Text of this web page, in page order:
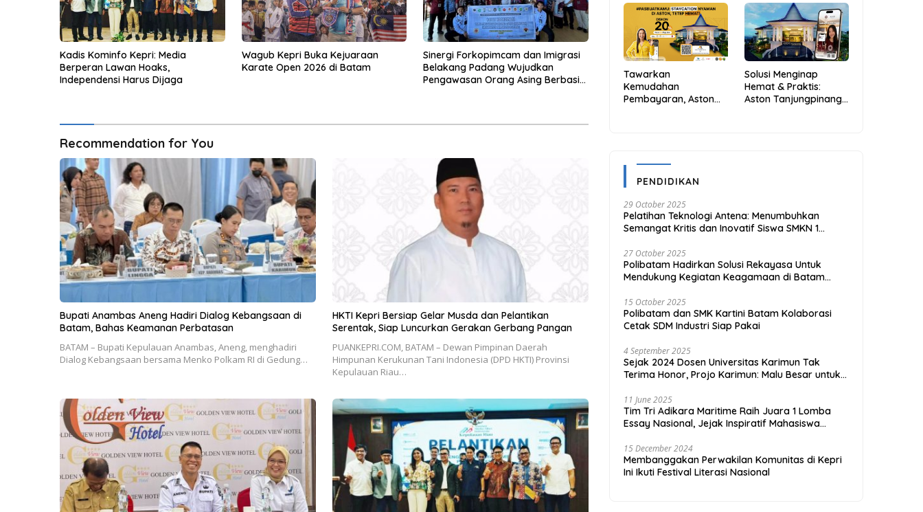
Kadis Kominfo Kepri: Media
Berperan Lawan Hoaks,
Independensi Harus Dijaga
Wagub Kepri Buka Kejuaraan
Karate Open 2026 di Batam
Sinergi Forkopimcam dan Imigrasi
Belakang Padang Wujudkan
Pengawasan Orang Asing Berbasis
Recommendation for You
Bupati Anambas Aneng Hadiri Dialog Kebangsaan di
Batam, Bahas Keamanan Perbatasan
BATAM – Bupati Kepulauan Anambas, Aneng, menghadiri
Dialog Kebangsaan bersama Menko Polkam RI di Gedung…
HKTI Kepri Bersiap Gelar Musda dan Pelantikan
Serentak, Siap Luncurkan Gerakan Gerbang Pangan
PUANKEPRI.COM, BATAM – Dewan Pimpinan Daerah
Himpunan Kerukunan Tani Indonesia (DPD HKTI) Provinsi
Kepulauan Riau…
Lebih Praktis dan
Aneng: Anambas Siap
Mendunia
Tawarkan
Kemudahan
Pembayaran, Aston
Solusi Menginap
Hemat & Praktis:
Aston Tanjungpinang
PENDIDIKAN
29 October 2025
Pelatihan Teknologi Antena: Menumbuhkan
Semangat Kritis dan Inovatif Siswa SMKN 1
27 October 2025
Polibatam Hadirkan Solusi Rekayasa Untuk
Mendukung Kegiatan Keagamaan di Batam
15 October 2025
Polibatam dan SMK Kartini Batam Kolaborasi
Cetak SDM Industri Siap Pakai
4 September 2025
Sejak 2024 Dosen Universitas Karimun Tak
Terima Honor, Projo Karimun: Malu Besar untuk
11 June 2025
Tim Tri Adikara Maritime Raih Juara 1 Lomba
Essay Nasional, Jejak Inspiratif Mahasiswa
15 December 2024
Membanggakan Perwakilan Komunitas di Kepri
Ini Ikuti Festival Literasi Nasional